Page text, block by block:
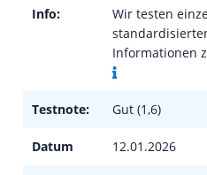
Info:
Wir testen
Informationen
Testnote: Gut (1,6)
Datum 12.01.2026